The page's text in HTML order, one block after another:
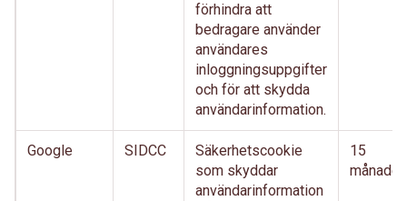
förhindra att
bedragare använder
användares
inloggningsuppgifter
och för att skydda
användarinformation.
Google SIDCC
Säkerhetscookie
som skyddar
användarinformation
15
månader